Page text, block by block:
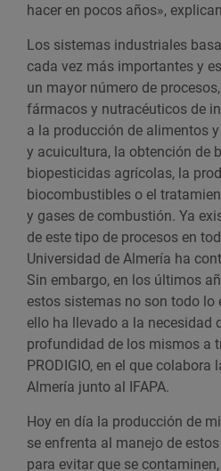
hacer en pocos años»,
Los sistemas industriales
cada vez más importantes y
un mayor número de
fármacos y nutracéuticos de
a la producción de alimentos
y acuicultura, la obtención de
biopesticidas agrícolas, la
biocombustibles o el
y gases de combustión. Ya
de este tipo de procesos en
Universidad de Almería ha
Sin embargo, en los últimos
estos sistemas no son todo lo
ello ha llevado a la necesidad
profundidad de los mismos a
PRODIGIO, en el que colabora
Almería junto al IFAPA.
Hoy en día la producción de
se enfrenta al manejo de
para evitar que se